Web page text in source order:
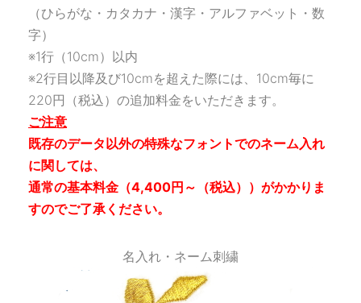
（ひらがな・カタカナ・漢字・アルファベット・数
字）
※1行（10cm）以内
※2行目以降及び10cmを超えた際には、10cm毎に
220円（税込）の追加料金をいただきます。
ご注意
既存のデータ以外の特殊なフォントでのネーム入れ
に関しては、
通常の基本料金（4,400円～（税込））がかかりま
すのでご了承ください。
名入れ・ネーム刺繍